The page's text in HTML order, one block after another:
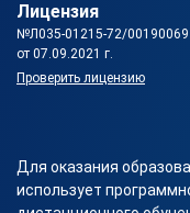
Лицензия
№Л035-01215-72/00190069
от 07.09.2021 г.
Проверить лицензию
Для оказания
использует